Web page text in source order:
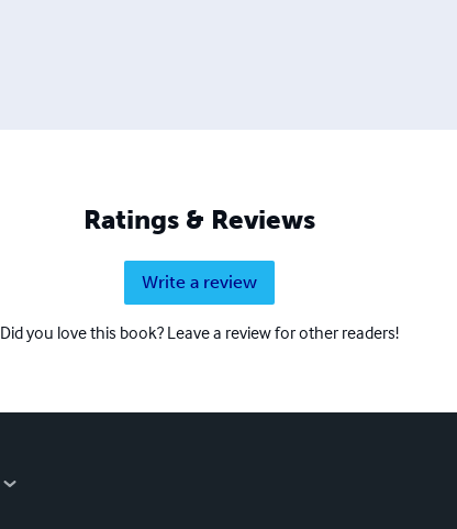
Ratings & Reviews
Write a review
Did you love this book? Leave a review for other readers!